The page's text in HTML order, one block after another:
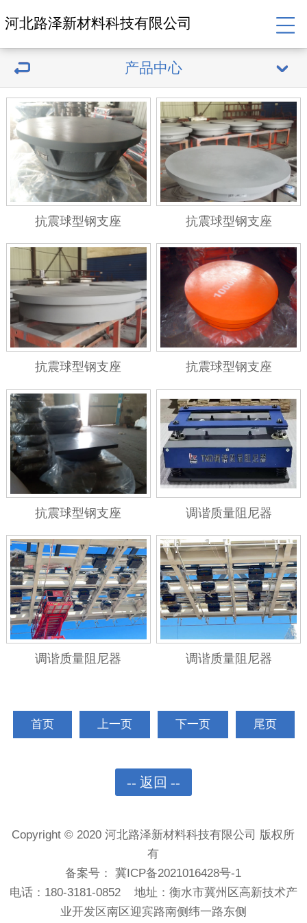
河北路泽新材料科技有限公司
产品中心
抗震球型钢支座 抗震球型钢支座
抗震球型钢支座 抗震球型钢支座
抗震球型钢支座 调谐质量阻尼器
调谐质量阻尼器 调谐质量阻尼器
首页 上一页 下一页 尾页
-- 返回 --
Copyright © 2020 河北路泽新材料科技有限公司 版权所
有
备案号：冀ICP备2021016428号-1
电话：180-3181-0852 地址：衡水市冀州区高新技术产
业开发区南区迎宾路南侧纬一路东侧